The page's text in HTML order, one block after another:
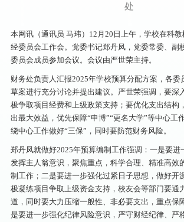
处
本网讯（通讯员 马玮）12月20日上午，学校在科
经委员会工作会。党委书记郑丹凤，党委常委、副
委员会成员参加会议。会议由严世荣主持。
财务处负责人汇报2025年学校预算分配方案，各委
草案进行充分讨论并提出建议。严世荣强调，要深
极争取项目经费和上级政策支持；要优化支出结构
出最大效益，优先保障“申博”“更名大学”等中心工
绕中心工作做好“三保”，同时要防范财务风险。
郑丹凤就做好2025年预算编制工作强调：一是要进
发挥主人翁意识，聚焦重点，科学合理、精准高效
制工作；二是要进一步强化过紧日子思想，做好开
极凝练项目争取上级资金支持，校友会等部门要通
道，同时要大力压缩一般性、非必要支出，重点保
是要进一步强化纪律风险意识，严守财经纪律、严